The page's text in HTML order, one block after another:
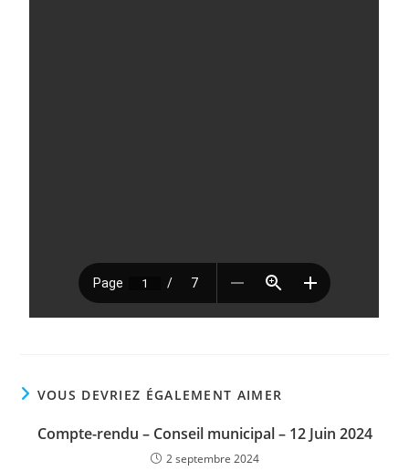
VOUS DEVRIEZ ÉGALEMENT AIMER
Compte-rendu – Conseil municipal – 12 Juin 2024
2 septembre 2024